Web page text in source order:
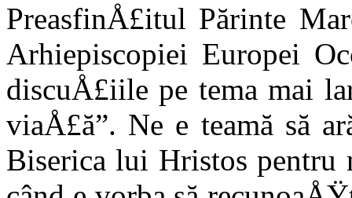
PreasfinÅ£itul Părinte
Arhiepiscopiei Europei
discuÅ£iile pe tema mai
viaÅ£ă”. Ne e teamă să
Biserica lui Hristos pentru